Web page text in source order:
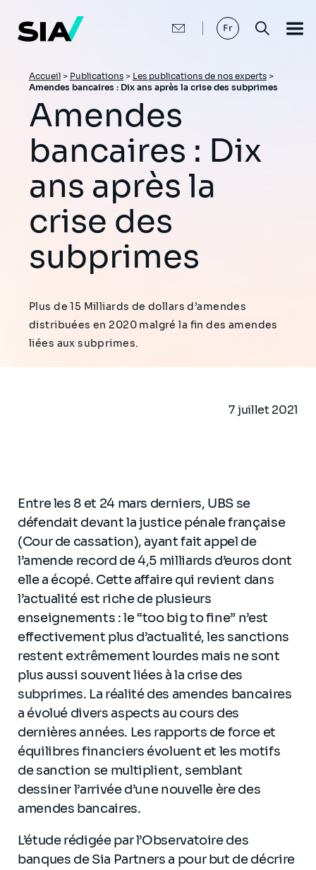
contenu
principal
Fr
Fil
Accueil > Publications > Les publications de nos experts >
Amendes bancaires : Dix ans après la crise des subprimes
Amendes
bancaires : Dix
ans après la
crise des
subprimes
Plus de 15 Milliards de dollars d’amendes
distribuées en 2020 malgré la fin des amendes
liées aux subprimes.
7 juillet 2021
Entre les 8 et 24 mars derniers, UBS se
défendait devant la justice pénale française
(Cour de cassation), ayant fait appel de
l’amende record de 4,5 milliards d’euros dont
elle a écopé. Cette affaire qui revient dans
l’actualité est riche de plusieurs
enseignements : le “too big to fine” n’est
effectivement plus d’actualité, les sanctions
restent extrêmement lourdes mais ne sont
plus aussi souvent liées à la crise des
subprimes. La réalité des amendes bancaires
a évolué divers aspects au cours des
dernières années. Les rapports de force et
équilibres financiers évoluent et les motifs
de sanction se multiplient, semblant
dessiner l’arrivée d’une nouvelle ère des
amendes bancaires.
L’étude rédigée par l’Observatoire des
banques de Sia Partners a pour but de décrire